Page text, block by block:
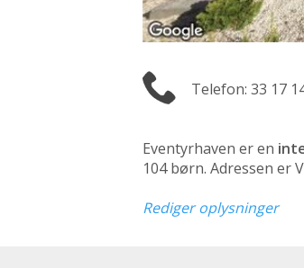
Telefon: 33 17
Eventyrhaven er en
104 børn. Adressen er
Rediger oplysninger